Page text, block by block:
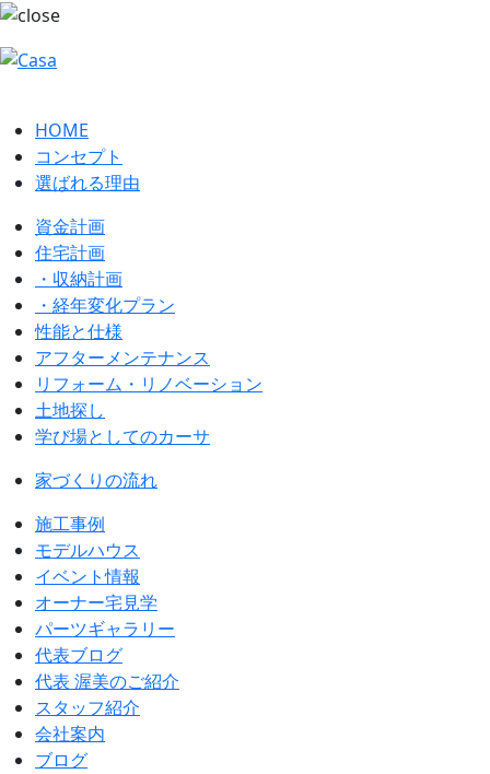
HOME
コンセプト
選ばれる理由
資金計画
住宅計画
・収納計画
・経年変化プラン
性能と仕様
アフターメンテナンス
リフォーム・リノベーション
土地探し
学び場としてのカーサ
家づくりの流れ
施工事例
モデルハウス
イベント情報
オーナー宅見学
パーツギャラリー
代表ブログ
代表 渥美のご紹介
スタッフ紹介
会社案内
ブログ